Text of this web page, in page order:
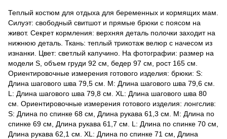
Теплый костюм для отдыха для беременных и кормящих мам.
Силуэт: свободный свитшот и прямые брюки с поясом на
живот. Секрет кормления: верхняя деталь полочки заходит на
нижнюю деталь. Ткань: теплый трикотаж велюр с начесом из
изнанки. Цвет: светлый капучино. На фотографии: размер на
модели S, объем груди 92 см, бедер 97 см, рост 165 см.
Ориентировочные измерения готового изделия: брюки: S:
Длина шагового шва 79,5 см. M: Длина шагового шва 79,6 см.
L: Длина шагового шва 79,8 см. XL: Длина шагового шва 80
см. Ориентировочные измерения готового изделия: лонгслив:
S: Длина по спинке 68 см, Длина рукава 61,3 см. M: Длина по
спинке 69 см, Длина рукава 61,7 см. L: Длина по спинке 70 см,
Длина рукава 62,1 см. XL: Длина по спинке 71 см, Длина